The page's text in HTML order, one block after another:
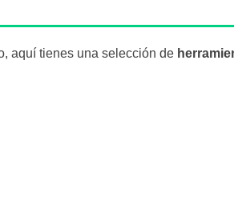
aquí tienes una selección de